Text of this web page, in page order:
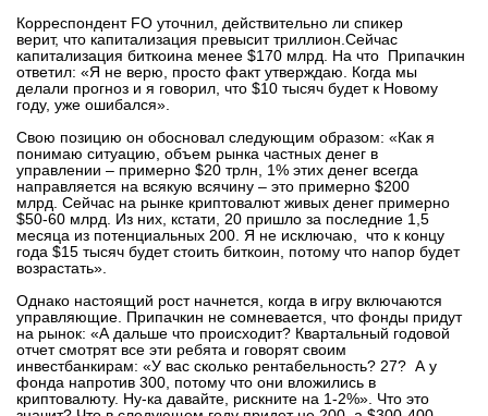
Корреспондент FO уточнил, действительно ли спикер
верит, что капитализация превысит триллион.Сейчас
капитализация биткоина менее $170 млрд. На что Припачкин
ответил: «Я не верю, просто факт утверждаю. Когда мы
делали прогноз и я говорил, что $10 тысяч будет к Новому
году, уже ошибался».
Свою позицию он обосновал следующим образом: «Как я
понимаю ситуацию, объем рынка частных денег в
управлении – примерно $20 трлн, 1% этих денег всегда
направляется на всякую всячину – это примерно $200
млрд. Сейчас на рынке криптовалют живых денег примерно
$50-60 млрд. Из них, кстати, 20 пришло за последние 1,5
месяца из потенциальных 200. Я не исключаю, что к концу
года $15 тысяч будет стоить биткоин, потому что напор будет
возрастать».
Однако настоящий рост начнется, когда в игру включаются
управляющие. Припачкин не сомневается, что фонды придут
на рынок: «А дальше что происходит? Квартальный годовой
отчет смотрят все эти ребята и говорят своим
инвестбанкирам: «У вас сколько рентабельность? 27? А у
фонда напротив 300, потому что они вложились в
криптовалюту. Ну-ка давайте, рискните на 1-2%». Что это